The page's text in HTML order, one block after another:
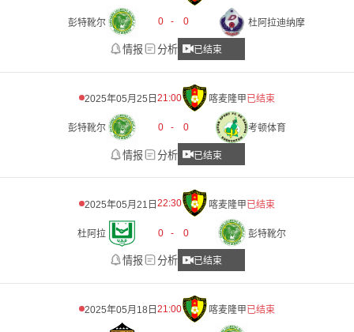
彭特靴尔 0 - 0 杜阿拉迪纳摩
情报 分析 已结束
2025年05月25日 21:00 喀麦隆甲已结束
彭特靴尔 0 - 0 考顿体育
情报 分析 已结束
2025年05月21日 22:30 喀麦隆甲已结束
杜阿拉 0 - 0 彭特靴尔
情报 分析 已结束
2025年05月18日 21:00 喀麦隆甲已结束